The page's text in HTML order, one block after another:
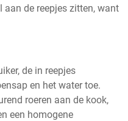
de reepjes zitten, want
de in reepjes
en het water toe.
roeren aan de kook,
een homogene